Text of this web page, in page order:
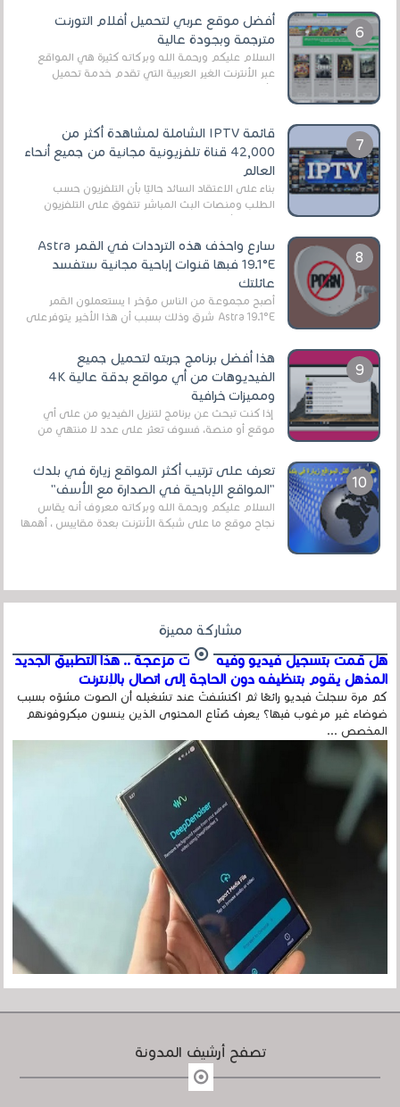
أفضل موقع عربي لتحميل أفلام التورنت
مترجمة وبجودة عالية
السلام عليكم ورحمة الله وبركاته كثيرة هي المواقع
عبر الأنترنت الغير العربية التي تقدم خدمة تحميل
قائمة IPTV الشاملة لمشاهدة أكثر من
42,000 قناة تلفزيونية مجانية من جميع أنحاء
العالم
بناءً على الاعتقاد السائد حاليًا بأن التلفزيون حسب
الطلب ومنصات البث المباشر تتفوق على التلفزيون
سارع واحذف هذه الترددات في القمر Astra
19.1°E فبها قنوات إباحية مجانية ستفسد
عائلتك
أصبح مجموعة من الناس مؤخر ا يستعملون القمر
Astra 19.1°E شرق وذلك بسبب أن هذا الأخير يتوفرعلى
هذا أفضل برنامج جربته لتحميل جميع
الفيديوهات من أي مواقع بدقة عالية 4K
ومميزات خرافية
إذا كنت تبحث عن برنامج لتنزيل الفيديو من على أي
موقع أو منصة، فسوف تعثر على عدد لا منتهي من
تعرف على ترتيب أكثر المواقع زيارة في بلدك
"المواقع الإباحية في الصدارة مع الأسف"
السلام عليكم ورحمة الله وبركاته معروف أنه يقاس
نجاح موقع ما على شبكة الأنترنت بعدة مقاييس ، أهمها
مشاركة مميزة
هل قمت بتسجيل فيديو وفيه أصوت مزعجة .. هذا التطبيق الجديد
المذهل يقوم بتنظيفه دون الحاجة إلى اتصال بالإنترنت
كم مرة سجلتَ فيديو رائعًا ثم اكتشفتَ عند تشغيله أن الصوت مشوّه بسبب
ضوضاء غير مرغوب فيها؟ يعرف صُنّاع المحتوى الذين ينسون ميكروفونهم
المخصص ...
تصفح أرشيف المدونة